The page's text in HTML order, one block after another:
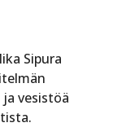
Sipura
vesistöä